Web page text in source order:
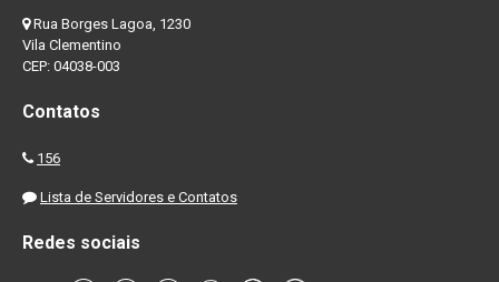
Rua Borges Lagoa, 1230
Vila Clementino
CEP: 04038-003
Contatos
156
Lista de Servidores e Contatos
Redes sociais